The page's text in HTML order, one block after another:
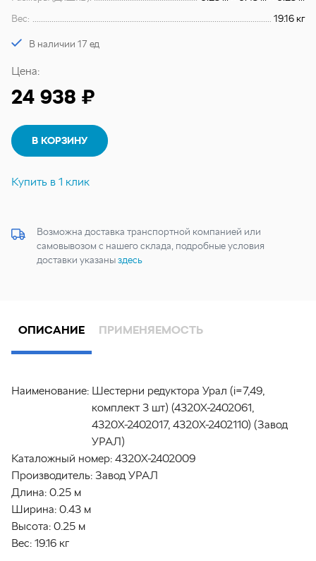
Вес:
19.16 кг
В наличии 17 ед
Цена:
24 938 ₽
В КОРЗИНУ
Купить в 1 клик
Возможна доставка транспортной компанией или
самовывозом с нашего склада, подробные условия
доставки указаныздесь
ОПИСАНИЕ ПРИМЕНЯЕМОСТЬ
Наименование: Шестерни редуктора Урал (i=7,49,
комплект 3 шт) (4320Х-2402061,
4320Х-2402017, 4320Х-2402110) (Завод
УРАЛ)
Каталожный номер: 4320Х-2402009
Производитель: Завод УРАЛ
Длина: 0.25 м
Ширина: 0.43 м
Высота: 0.25 м
Вес: 19.16 кг